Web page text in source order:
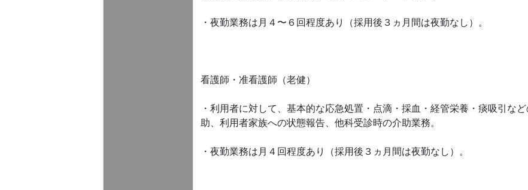
・夜勤業務は月４〜６回程度あり（採用後３ヵ月間は夜勤なし）。
看護師・准看護師（老健）
・利用者に対して、基本的な応急処置・点滴・採血・経管栄養・痰吸引な
助、利用者家族への状態報告、他科受診時の介助業務。
・夜勤業務は月４回程度あり（採用後３ヵ月間は夜勤なし）。